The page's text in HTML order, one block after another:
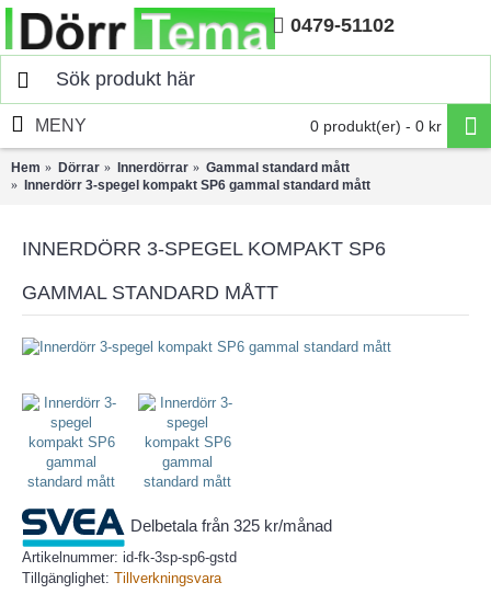
Hem 0479-51102
0 produkt(er) - 0 kr
MENY
Hem Dörrar Innerdörrar
Gammal standard mått
Innerdörr 3-spegel kompakt SP6 gammal standard mått
INNERDÖRR 3-SPEGEL KOMPAKT SP6
GAMMAL STANDARD MÅTT
Delbetala från 325 kr/månad
Artikelnummer: id-fk-3sp-sp6-gstd
Tillgänglighet: Tillverkningsvara